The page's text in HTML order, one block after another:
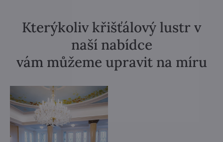
Kterýkoliv křišťálový lustr v
naší nabídce
vám můžeme upravit na míru